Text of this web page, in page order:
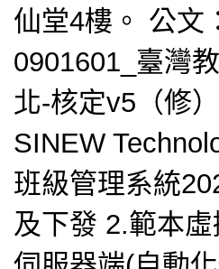
仙堂4樓。 公文
0901601_臺灣
北-核定v5（修
SINEW
班級管理系統
及下發 2.範本